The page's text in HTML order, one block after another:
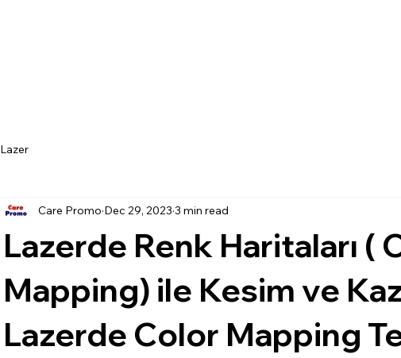
Lazer
Lazerde Renk Haritaları (
Mapping) ile Kesim ve
Lazerde Color Mapping
Care Promo Dec 29, 2023 3 min read